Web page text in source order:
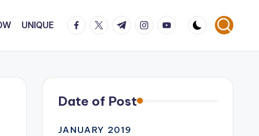
UNIQUE facebook.com
twitter.com
t.me instagram.com
youtube.com
Date of Post
JANUARY 2019